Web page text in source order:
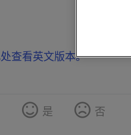
查看英文版本。
是 否